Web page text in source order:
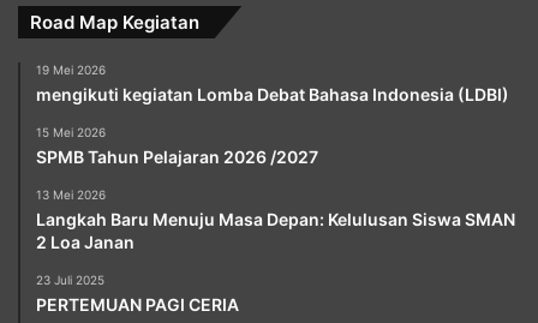
Road Map Kegiatan
19 Mei 2026
mengikuti kegiatan Lomba Debat Bahasa Indonesia (LDBI)
15 Mei 2026
SPMB Tahun Pelajaran 2026 /2027
13 Mei 2026
Langkah Baru Menuju Masa Depan: Kelulusan Siswa SMAN
2 Loa Janan
23 Juli 2025
PERTEMUAN PAGI CERIA